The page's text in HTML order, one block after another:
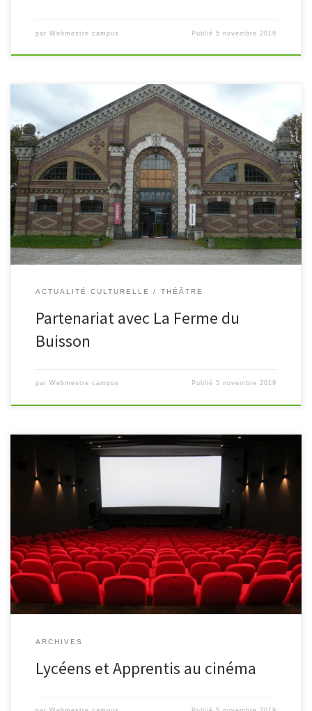
par Webmestre campus Publié5 novembre 2019
Acte I. Le Campus de Coulommiers propose cette année à des
élèves de seconde visant des filières sélectives d’élargir leur
culture en découvrant des modes d’expression artistique variés.
Pour cela, […]
ACTUALITÉ CULTURELLE THÉÂTRE
Partenariat avec La Ferme du
Buisson
par Webmestre campus Publié5 novembre 2019
Initier les élèves au langage et à l'analyse cinématographique
ARCHIVES
Lycéens et Apprentis au cinéma